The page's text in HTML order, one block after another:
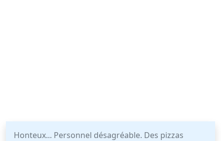
Honteux... Personnel désagréable. Des pizzas